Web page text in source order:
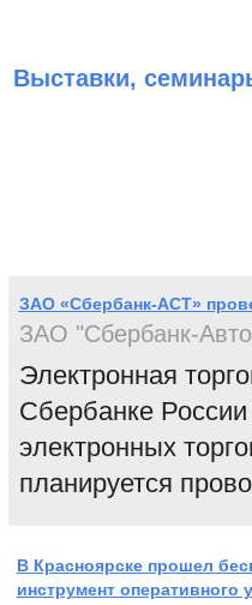
Выставки,
ЗАО «Сбербанк-АСТ»
ЗАО "Сбербанк-
Электронная
Сбербанке
электронных
планируется
В Красноярске прошел
инструмент